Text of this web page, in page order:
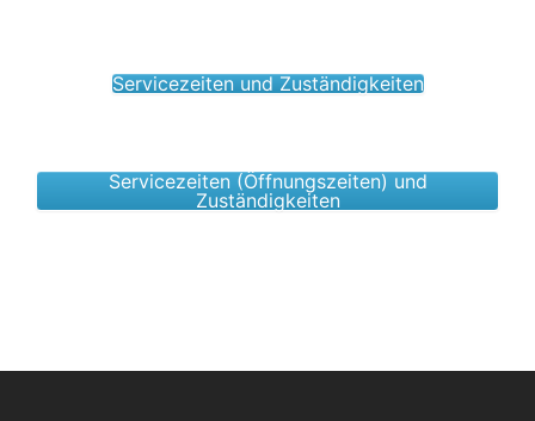
Servicezeiten und Zuständigkeiten
Servicezeiten (Öffnungszeiten) und
Zuständigkeiten